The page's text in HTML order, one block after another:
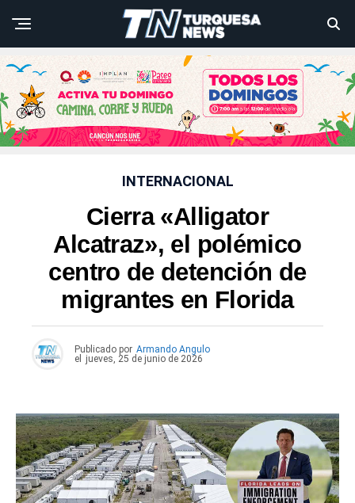
INTERNACIONAL
Cierra «Alligator
Alcatraz», el polémico
centro de detención de
migrantes en Florida
Publicado por Armando Angulo
el
jueves, 25 de junio de 2026